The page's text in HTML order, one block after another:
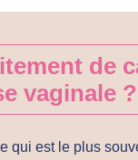
de
vaginale ?
qui est le plus